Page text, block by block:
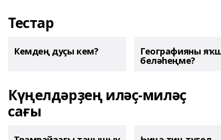
Тестар
Кемдең дуҫы кем? Географияны
беләһеңме?
Күңелдәрҙең иләҫ-миләҫ
сағы